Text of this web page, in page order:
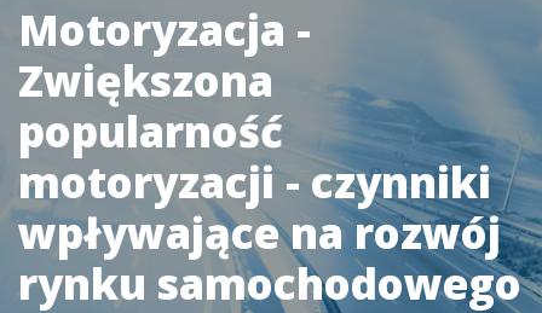
Motoryzacja -
Zwiększona
popularność
motoryzacji - czynniki
wpływające na rozwój
rynku samochodowego